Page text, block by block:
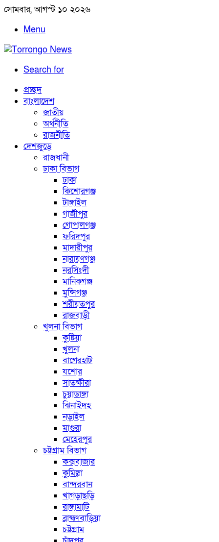
সোমবার, আগস্ট ১০ ২০২৬
Menu
Search for
প্রচ্ছদ
বাংলাদেশ
জাতীয়
অর্থনীতি
রাজনীতি
দেশজুড়ে
রাজধানী
ঢাকা বিভাগ
ঢাকা
কিশোরগঞ্জ
টাঙ্গাইল
গাজীপুর
গোপালগঞ্জ
ফরিদপুর
মাদারীপুর
নারায়ণগঞ্জ
নরসিংদী
মানিকগঞ্জ
মুন্সিগঞ্জ
শরীয়তপুর
রাজবাড়ী
খুলনা বিভাগ
কুষ্টিয়া
খুলনা
বাগেরহাট
যশোর
সাতক্ষীরা
চুয়াডাঙ্গা
ঝিনাইদহ
নড়াইল
মাগুরা
মেহেরপুর
চট্টগ্রাম বিভাগ
কক্সবাজার
কুমিল্লা
বান্দরবান
খাগড়াছড়ি
রাঙ্গামাটি
ব্রাহ্মণবাড়িয়া
চট্টগ্রাম